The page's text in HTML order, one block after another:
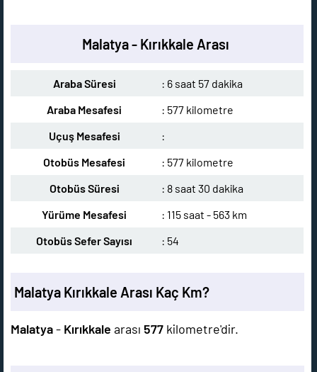
Malatya - Kırıkkale Arası
Araba Süresi
: 6 saat 57 dakika
Araba Mesafesi
: 577 kilometre
Uçuş Mesafesi
:
Otobüs Mesafesi
: 577 kilometre
Otobüs Süresi
: 8 saat 30 dakika
Yürüme Mesafesi
: 115 saat - 563 km
Otobüs Sefer Sayısı
: 54
Malatya Kırıkkale Arası Kaç Km?
Malatya- Kırıkkale arası 577 kilometre'dir.